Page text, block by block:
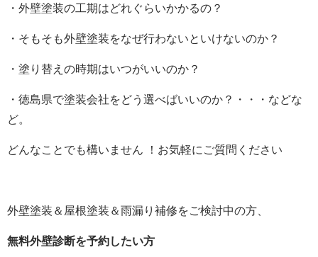
・外壁塗装の工期はどれぐらいかかるの？
・そもそも外壁塗装をなぜ行わないといけないのか？
・塗り替えの時期はいつがいいのか？
・徳島県で塗装会社をどう選べばいいのか？・・・などな
ど。
どんなことでも構いません ！お気軽にご質問ください
外壁塗装＆屋根塗装＆雨漏り補修をご検討中の方、
無料外壁診断を予約したい方